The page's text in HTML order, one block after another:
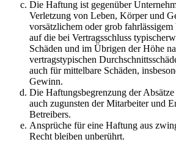
Die Haftung ist gegenüber
Verletzung von Leben, Körper und
vorsätzlichem oder grob fahrlässigem
auf die bei Vertragsschluss
Schäden und im Übrigen der Höhe
vertragstypischen
auch für mittelbare Schäden,
Gewinn.
Die Haftungsbegrenzung der
auch zugunsten der Mitarbeiter und
Betreibers.
Ansprüche für eine Haftung aus
Recht bleiben unberührt.